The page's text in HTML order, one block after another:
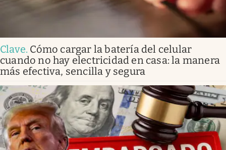
Clave. Cómo cargar la batería del celular
cuando no hay electricidad en casa: la manera
más efectiva, sencilla y segura